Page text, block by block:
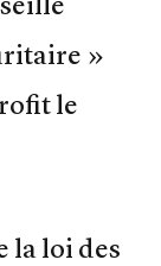
»
le
la loi des